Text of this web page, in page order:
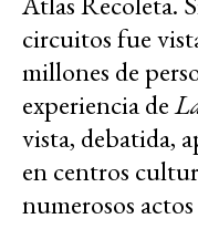
circuitos fue
millones de
experiencia de
vista, debatida,
en centros
numerosos